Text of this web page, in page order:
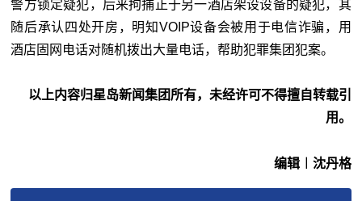
警方锁定疑犯，后来拘捕正于另一酒店架设设备的疑犯，其
随后承认四处开房，明知VOIP设备会被用于电信诈骗，用
酒店固网电话对随机拨出大量电话，帮助犯罪集团犯案。
以上内容归星岛新闻集团所有，未经许可不得擅自转载引
用。
编辑︱沈丹格